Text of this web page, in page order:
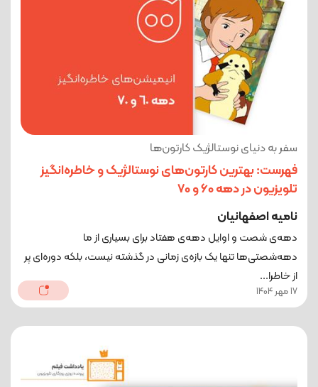
سفر به دنیای نوستالژیک کارتون‌ها
فهرست: بهترین کارتون‌های نوستالژیک و خاطره‌انگیز
تلویزیون در دهه 60 و 70
نامیه اصفهانیان
دهه‌ی شصت و اوایل دهه‌ی هفتاد برای بسیاری از ما
دهه‌شصتی‌ها تنها یک بازه‌ی زمانی در گذشته نیست، بلکه دوره‌ای پر
از خاطرا...
17 مهر 1404